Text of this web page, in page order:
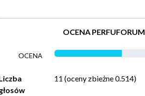
OCENA PERFUFORUM
OCENA
11 (oceny zbieżne 0.514)